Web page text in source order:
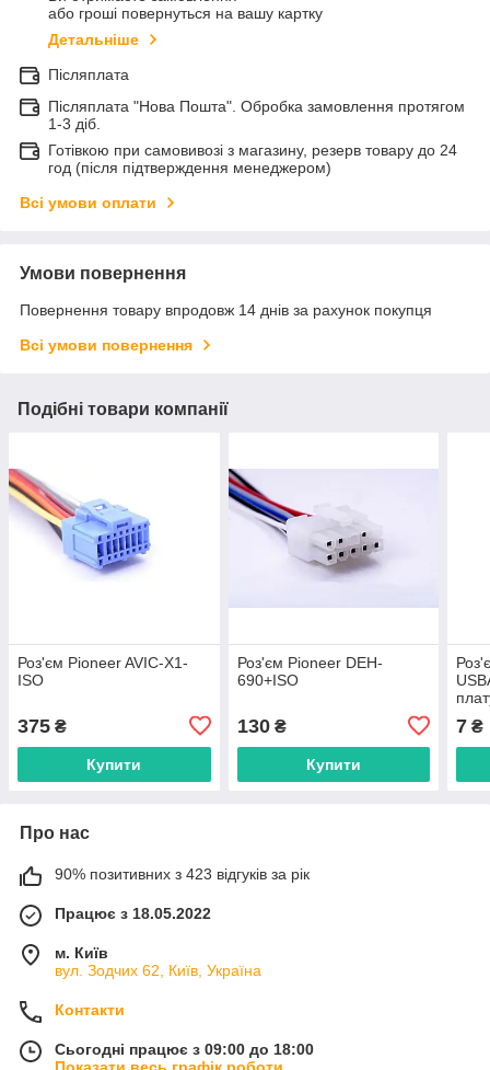
або гроші повернуться на вашу картку
Детальніше
Післяплата
Післяплата "Нова Пошта". Обробка замовлення протягом
1-3 діб.
Готівкою при самовивозі з магазину, резерв товару до 24
год (після підтверждення менеджером)
Всі умови оплати
Умови повернення
Повернення товару впродовж 14 днів за рахунок покупця
Всі умови повернення
Подібні товари компанії
Роз'єм Pioneer AVIC-X1-
ISO
375 ₴
Купити
Роз'єм Pioneer DEH-
690+ISO
130₴
Купити
7 ₴
Про нас
90% позитивних з 423 відгуків за рік
Працює з 18.05.2022
м. Київ
вул. Зодчих 62, Київ, Україна
Контакти
Сьогодні працює з 09:00 до 18:00